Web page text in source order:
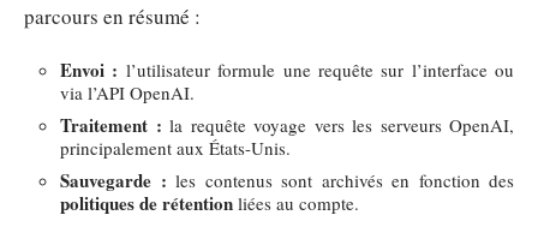
parcours en résumé :
Envoi : l’utilisateur formule une requête sur l’interface ou
via l’API OpenAI.
Traitement : la requête voyage vers les serveurs OpenAI,
principalement aux États-Unis.
Sauvegarde : les contenus sont archivés en fonction des
politiques de rétention liées au compte.